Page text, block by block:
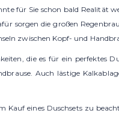
für Sie schon bald Realität
sorgen die großen
zwischen Kopf- und
die es für ein perfektes
Auch lästige
Kauf eines Duschsets zu